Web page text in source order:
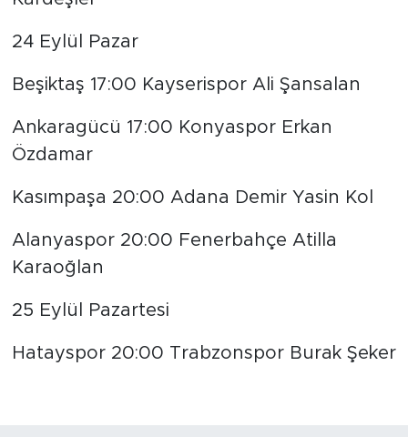
24 Eylül Pazar
Beşiktaş 17:00 Kayserispor Ali Şansalan
Ankaragücü 17:00 Konyaspor Erkan
Özdamar
Kasımpaşa 20:00 Adana Demir Yasin Kol
Alanyaspor 20:00 Fenerbahçe Atilla
Karaoğlan
25 Eylül Pazartesi
Hatayspor 20:00 Trabzonspor Burak Şeker